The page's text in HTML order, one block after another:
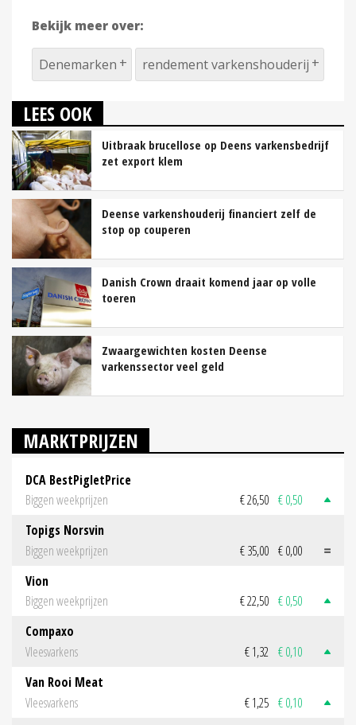
Bekijk meer over:
Denemarken rendement varkenshouderij
LEES OOK
Uitbraak brucellose op Deens varkensbedrijf
zet export klem
Deense varkenshouderij financiert zelf de
stop op couperen
Danish Crown draait komend jaar op volle
toeren
Zwaargewichten kosten Deense
varkenssector veel geld
MARKTPRIJZEN
DCA BestPigletPrice
Biggen weekprijzen
€ 26,50 € 0,50
Topigs Norsvin
Biggen weekprijzen
€ 35,00 € 0,00
Vion
Biggen weekprijzen
€ 22,50 € 0,50
Compaxo
Vleesvarkens
€ 1,32 € 0,10
Van Rooi Meat
Vleesvarkens
€ 1,25 € 0,10